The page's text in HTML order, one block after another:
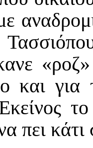
και
πει κάτι